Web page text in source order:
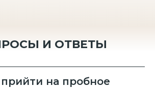
И ОТВЕТЫ
на пробное